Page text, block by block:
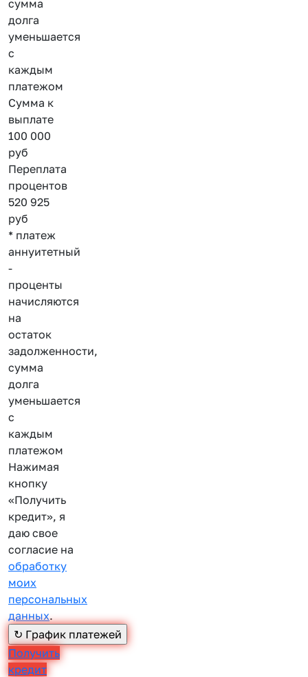
сумма
долга
уменьшается
с
каждым
платежом
Сумма к
выплате
100 000
руб
Переплата
процентов
520 925
руб
* платеж
аннуитетный
-
проценты
начисляются
на
остаток
задолженности,
сумма
долга
уменьшается
с
каждым
платежом
Нажимая
кнопку
«Получить
кредит», я
даю свое
согласие на
обработку
моих
персональных
данных.
Получить
кредит